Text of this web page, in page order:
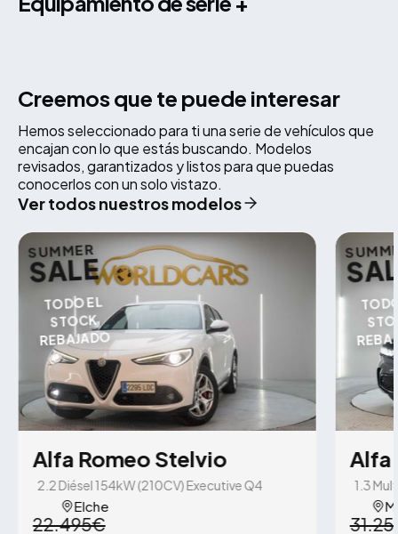
Creemos que te puede interesar
Hemos seleccionado para ti una serie de vehículos que
encajan con lo que estás buscando. Modelos
revisados, garantizados y listos para que puedas
conocerlos con un solo vistazo.
Ver todos nuestros modelos
SUMMER
SALE
TODO EL
STOCK
REBAJADO
Alfa Romeo Stelvio
2.2 Diésel 154kW (210CV) Executive Q4
Elche
22.495€
Alfa
1.3